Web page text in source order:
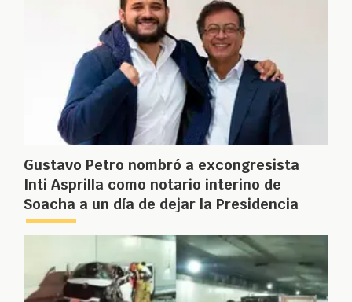
Gustavo Petro nombró a excongresista
Inti Asprilla como notario interino de
Soacha a un día de dejar la Presidencia